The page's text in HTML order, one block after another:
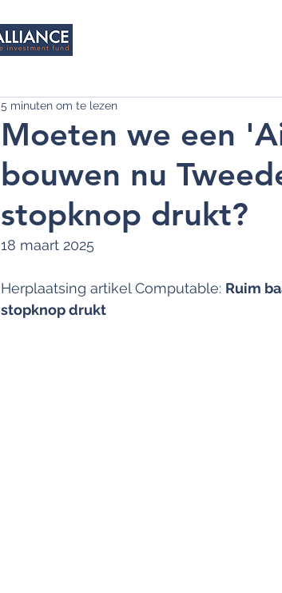
Moeten we een
bouwen nu
stopknop drukt?
5 minuten om te lezen
18 maart 2025
Herplaatsing artikel Computable: Ruim
stopknop drukt